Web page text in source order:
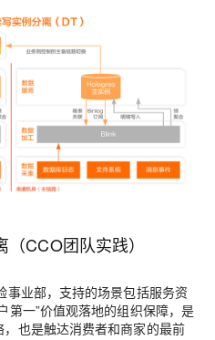
CCO团队实践）
事业部，支持的场景包括服务资
第一”价值观落地的组织保障，是
也是触达消费者和商家的最前